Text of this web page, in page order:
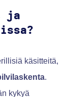
ja
käsitteitä,
.
kykyä